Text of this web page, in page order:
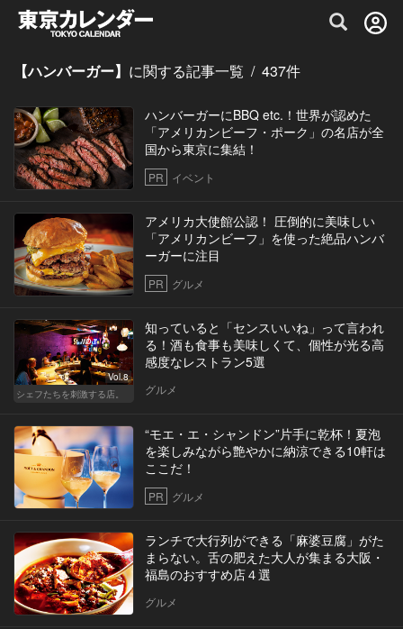
グルメ情報・プレミアムレストラン予約
【ハンバーガー】 に関する記事一覧 / 437件
ハンバーガーにBBQ etc.！世界が認めた
「アメリカンビーフ・ポーク」の名店が全
国から東京に集結！
PR イベント
アメリカ大使館公認！ 圧倒的に美味しい
「アメリカンビーフ」を使った絶品ハンバ
ーガーに注目
PR グルメ
Vol.8
シェフたちを刺激する店。
知っていると「センスいいね」って言われ
る！酒も食事も美味しくて、個性が光る高
感度なレストラン5選
グルメ
“モエ・エ・シャンドン”片手に乾杯！夏泡
を楽しみながら艶やかに納涼できる10軒は
ここだ！
PR グルメ
ランチで大行列ができる「麻婆豆腐」がた
まらない。舌の肥えた大人が集まる大阪・
福島のおすすめ店４選
グルメ